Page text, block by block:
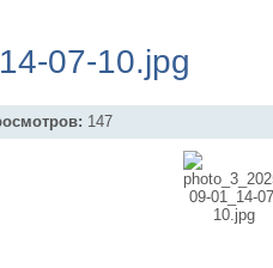
07-10.jpg
147